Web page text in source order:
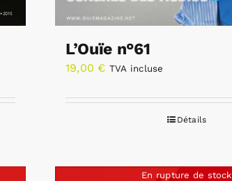
L’Ouïe n°61
19,00 € TVA incluse
Détails
En rupture de stock